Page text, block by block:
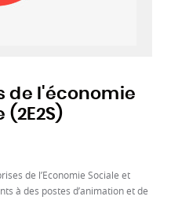
de l'économie
de l’Economie Sociale et
à des postes d’animation et de